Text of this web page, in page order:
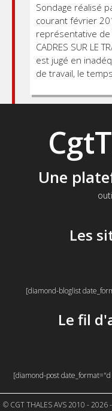
Sondage réalisé
courant février
représentative de
CADRES SUR LE
est jugé en
de travail, le
Une
Les
[diamond-bloglist
Le fil
[diamond-post
© CGT THALES AVS 2010 -